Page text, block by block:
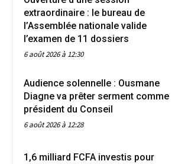
extraordinaire : le bureau de
l’Assemblée nationale valide
l’examen de 11 dossiers
6 août 2026 à 12:30
Audience solennelle : Ousmane
Diagne va prêter serment comme
président du Conseil
6 août 2026 à 12:28
1,6 milliard FCFA investis pour